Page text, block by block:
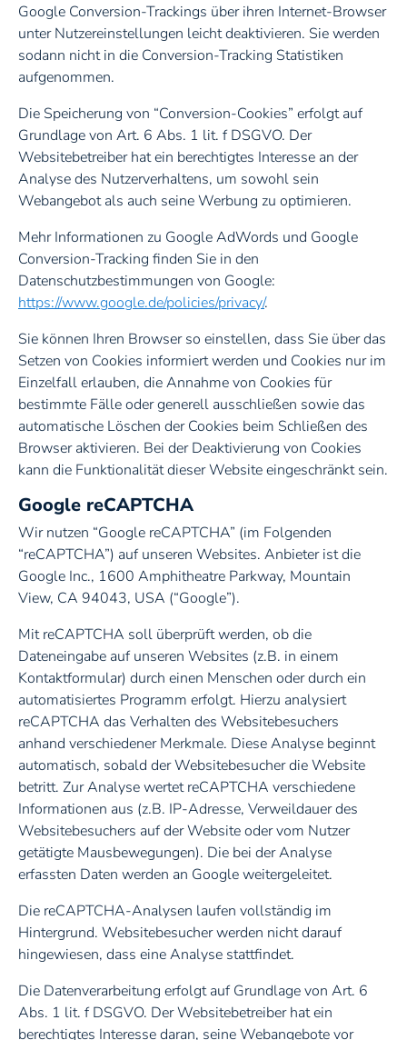
Google Conversion-Trackings über ihren Internet-Browser
unter Nutzereinstellungen leicht deaktivieren. Sie werden
sodann nicht in die Conversion-Tracking Statistiken
aufgenommen.
Die Speicherung von “Conversion-Cookies” erfolgt auf
Grundlage von Art. 6 Abs. 1 lit. f DSGVO. Der
Websitebetreiber hat ein berechtigtes Interesse an der
Analyse des Nutzerverhaltens, um sowohl sein
Webangebot als auch seine Werbung zu optimieren.
Mehr Informationen zu Google AdWords und Google
Conversion-Tracking finden Sie in den
Datenschutzbestimmungen von Google:
https://www.google.de/policies/privacy/.
Sie können Ihren Browser so einstellen, dass Sie über das
Setzen von Cookies informiert werden und Cookies nur im
Einzelfall erlauben, die Annahme von Cookies für
bestimmte Fälle oder generell ausschließen sowie das
automatische Löschen der Cookies beim Schließen des
Browser aktivieren. Bei der Deaktivierung von Cookies
kann die Funktionalität dieser Website eingeschränkt sein.
Google reCAPTCHA
Wir nutzen “Google reCAPTCHA” (im Folgenden
“reCAPTCHA”) auf unseren Websites. Anbieter ist die
Google Inc., 1600 Amphitheatre Parkway, Mountain
View, CA 94043, USA (“Google”).
Mit reCAPTCHA soll überprüft werden, ob die
Dateneingabe auf unseren Websites (z.B. in einem
Kontaktformular) durch einen Menschen oder durch ein
automatisiertes Programm erfolgt. Hierzu analysiert
reCAPTCHA das Verhalten des Websitebesuchers
anhand verschiedener Merkmale. Diese Analyse beginnt
automatisch, sobald der Websitebesucher die Website
betritt. Zur Analyse wertet reCAPTCHA verschiedene
Informationen aus (z.B. IP-Adresse, Verweildauer des
Websitebesuchers auf der Website oder vom Nutzer
getätigte Mausbewegungen). Die bei der Analyse
erfassten Daten werden an Google weitergeleitet.
Die reCAPTCHA-Analysen laufen vollständig im
Hintergrund. Websitebesucher werden nicht darauf
hingewiesen, dass eine Analyse stattfindet.
Die Datenverarbeitung erfolgt auf Grundlage von Art. 6
Abs. 1 lit. f DSGVO. Der Websitebetreiber hat ein
berechtigtes Interesse daran, seine Webangebote vor